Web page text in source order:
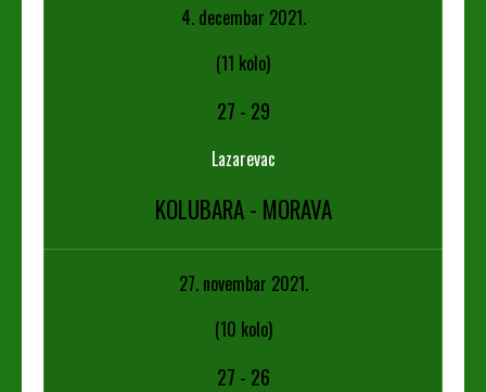
4. decembar 2021.
(11 kolo)
27 - 29
Lazarevac
KOLUBARA - MORAVA
27. novembar 2021.
(10 kolo)
27 - 26